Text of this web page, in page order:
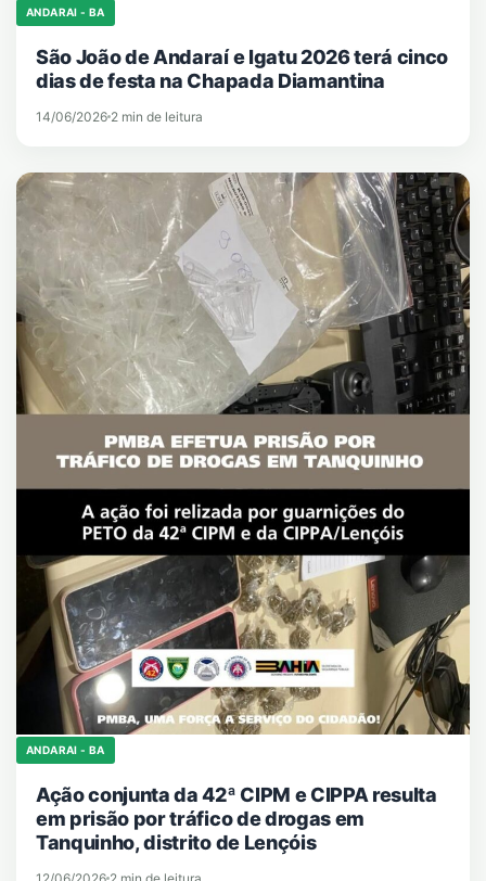
ANDARAI - BA
São João de Andaraí e Igatu 2026 terá cinco
dias de festa na Chapada Diamantina
14/06/2026 2 min de leitura
ANDARAI - BA
Ação conjunta da 42ª CIPM e CIPPA resulta
em prisão por tráfico de drogas em
Tanquinho, distrito de Lençóis